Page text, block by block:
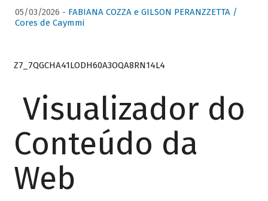
05/03/2026 - FABIANA COZZA e GILSON PERANZZETTA /
Cores de Caymmi
Z7_7QGCHA41LODH60A3OQA8RN14L4
Visualizador do
Conteúdo da
Web